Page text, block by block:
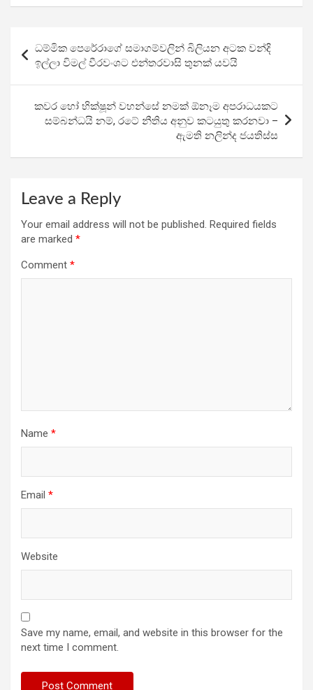
ce
b
o
o
k
tt
er
at
s
A
p
p
e
gr
a
m
ar
e
navigation
ධම්මික පෙරේරාගේ සමාගම්වලින් බිලියන අටක වන්දි
ඉල්ලා විමල් වීරවංශට එන්තරවාසි තුනක් යවයි
කවර හෝ භික්ෂූන් වහන්සේ නමක් ඕනෑම අපරාධයකට
සම්බන්ධයි නම්, රටේ නීතිය අනුව කටයුතු කරනවා –
ඇමති නලින්ද ජයතිස්ස
Leave a Reply
Your email address will not be published. Required fields
are marked *
Comment *
Name *
Email *
Website
Save my name, email, and website in this browser for the
next time I comment.